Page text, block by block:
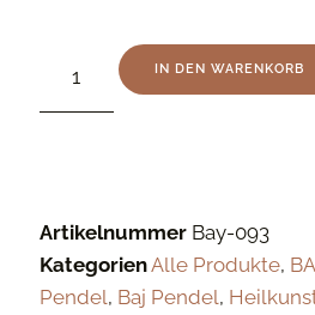
IN DEN WARENKORB
Artikelnummer Bay-093
KategorienAlle Produkte,
Pendel, Baj Pendel,